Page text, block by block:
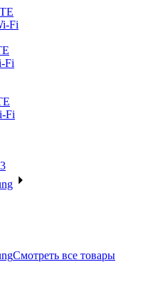
Fi
Fi
Fi
Смотреть все товары